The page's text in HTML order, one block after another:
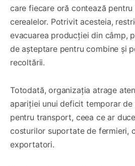
care fiecare oră contează
cerealelor. Potrivit acesteia,
evacuarea producției din câmp,
de așteptare pentru combine și
recoltării.
Totodată, organizația atrage
apariției unui deficit temporar
pentru transport, ceea ce ar
costurilor suportate de fermieri,
exportatori.